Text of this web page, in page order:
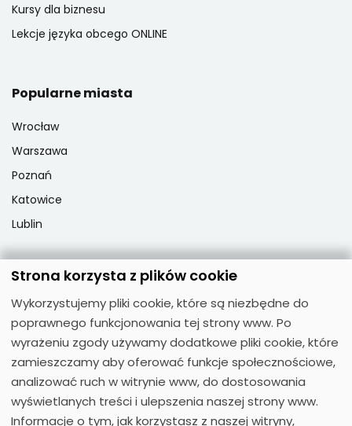
Kursy dla biznesu
Lekcje języka obcego ONLINE
Popularne miasta
Wrocław
Warszawa
Poznań
Katowice
Lublin
Popularne przedmioty
Język angielski
Język niemiecki
Język hiszpański
Język francuski
Język włoski
Strona korzysta z plików cookie
Wykorzystujemy pliki cookie, które są niezbędne do
poprawnego funkcjonowania tej strony www. Po
wyrażeniu zgody używamy dodatkowe pliki cookie, które
zamieszczamy aby oferować funkcje społecznościowe,
analizować ruch w witrynie www, do dostosowania
wyświetlanych treści i ulepszenia naszej strony www.
Informacje o tym, jak korzystasz z naszej witryny,